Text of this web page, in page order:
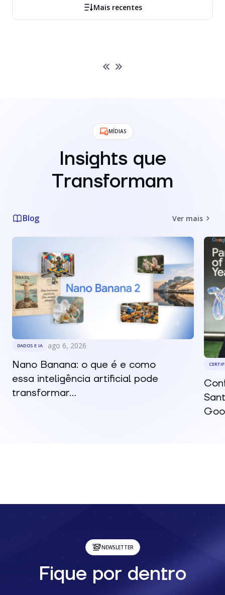
Mais recentes
MÍDIAS
Insights que
Transformam
Blog Ver mais
DADOS E IA ago 6, 2026
Nano Banana: o que é e como
essa inteligência artificial pode
transformar...
NEWSLETTER
Fique por dentro